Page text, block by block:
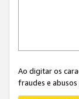
Ao digitar os
fraudes e